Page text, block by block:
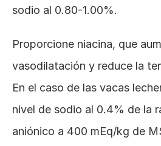
sodio al 0.80-1.00%.
Proporcione niacina, que
vasodilatación y reduce la
En el caso de las vacas
nivel de sodio al 0.4% de la
aniónico a 400 mEq/kg de